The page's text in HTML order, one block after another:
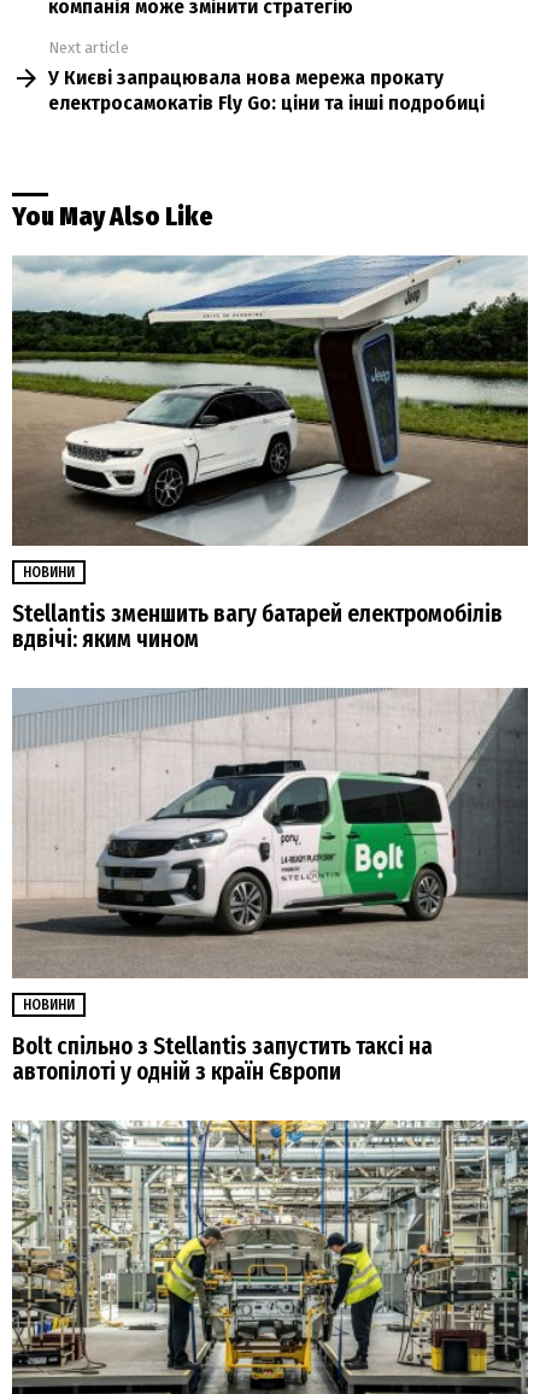
компанія може змінити стратегію
Next article
У Києві запрацювала нова мережа прокату
електросамокатів Fly Go: ціни та інші подробиці
You May Also Like
НОВИНИ
Stellantis зменшить вагу батарей електромобілів
вдвічі: яким чином
НОВИНИ
Bolt спільно з Stellantis запустить таксі на
автопілоті у одній з країн Європи